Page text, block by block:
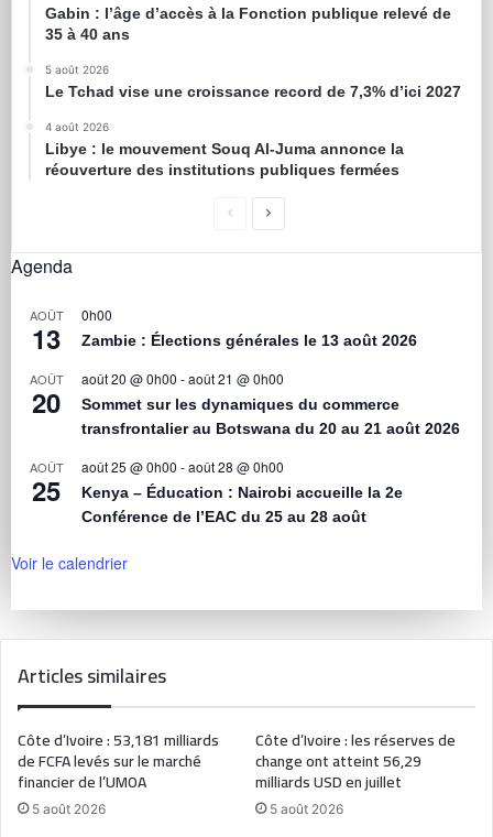
Gabin : l’âge d’accès à la Fonction publique relevé de
35 à 40 ans
5 août 2026
Le Tchad vise une croissance record de 7,3% d’ici 2027
4 août 2026
Libye : le mouvement Souq Al-Juma annonce la
réouverture des institutions publiques fermées
Agenda
AOÛT
13
0h00
Zambie : Élections générales le 13 août 2026
AOÛT
20
août 20 @ 0h00 -août 21 @ 0h00
Sommet sur les dynamiques du commerce
transfrontalier au Botswana du 20 au 21 août 2026
AOÛT
25
août 25 @ 0h00 -août 28 @ 0h00
Kenya – Éducation : Nairobi accueille la 2e
Conférence de l’EAC du 25 au 28 août
Voir le calendrier
Articles similaires
Côte d’Ivoire : 53,181 milliards
de FCFA levés sur le marché
financier de l’UMOA
5 août 2026
Côte d’Ivoire : les réserves de
change ont atteint 56,29
milliards USD en juillet
5 août 2026